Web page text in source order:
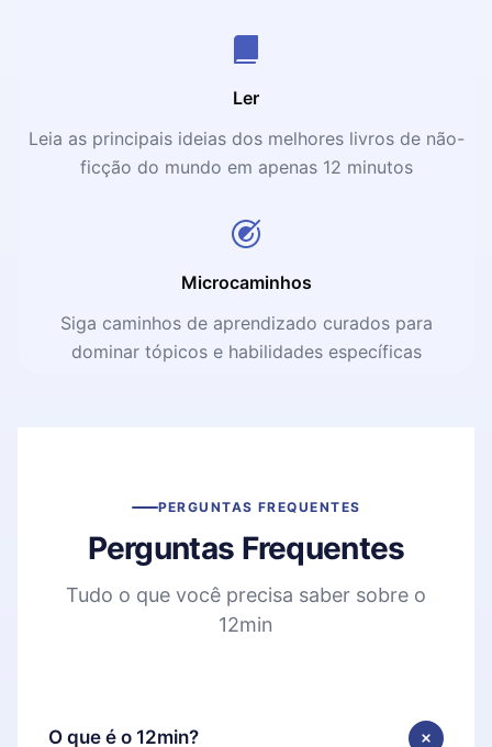
Ler
Leia as principais ideias dos melhores livros de não-
ficção do mundo em apenas 12 minutos
Microcaminhos
Siga caminhos de aprendizado curados para
dominar tópicos e habilidades específicas
PERGUNTAS FREQUENTES
Perguntas Frequentes
Tudo o que você precisa saber sobre o
12min
O que é o 12min?